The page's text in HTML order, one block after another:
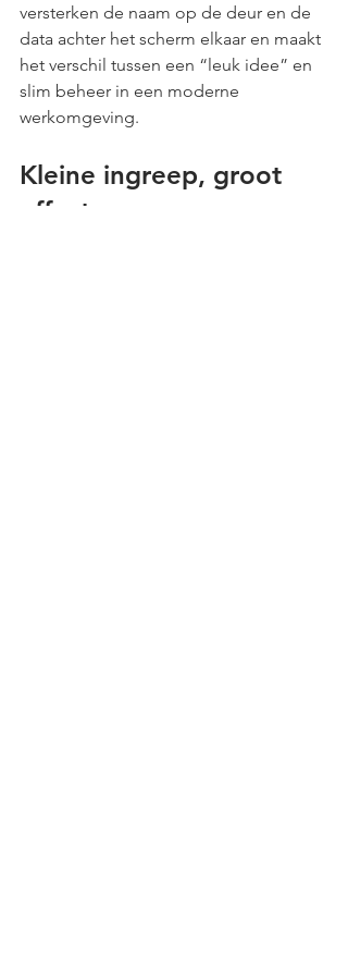
versterken de naam op de deur en de
data achter het scherm elkaar en maakt
het verschil tussen een “leuk idee” en
slim beheer in een moderne
werkomgeving.
Kleine ingreep, groot
effect